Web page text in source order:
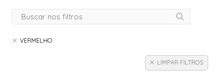
VERMELHO
LIMPAR FILTROS